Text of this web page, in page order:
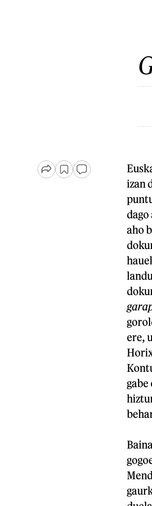
izan
aho
ere,
gabe